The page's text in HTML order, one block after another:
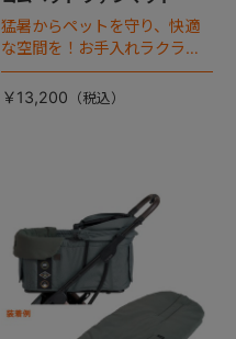
猛暑からペットを守り、快適
な空間を！お手入れラクラク
な「ファンマット」が登場！
￥13,200